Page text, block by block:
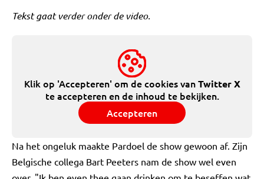
Tekst gaat verder onder de video.
Klik op 'Accepteren' om de cookies vanTwitter X
te accepteren en de inhoud te bekijken.
Accepteren
Na het ongeluk maakte Pardoel de show gewoon af. Zijn
Belgische collega Bart Peeters nam de show wel even